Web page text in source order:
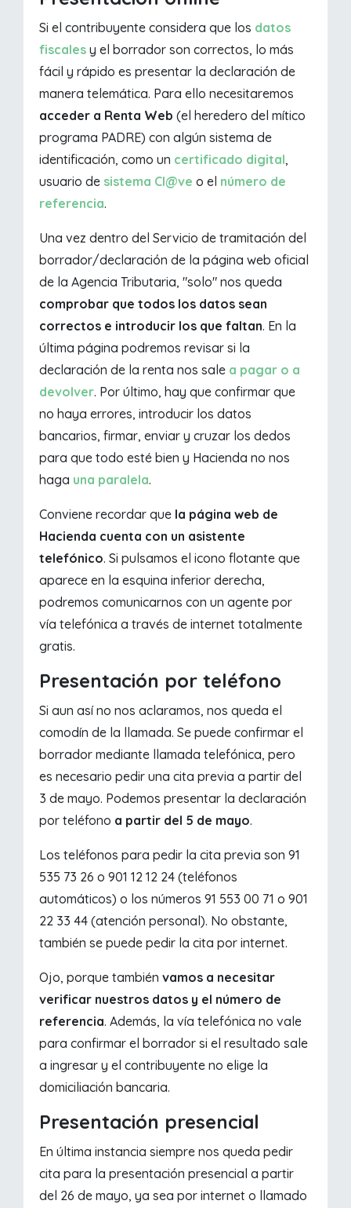
Si el contribuyente considera que los datos
fiscales y el borrador son correctos, lo más
fácil y rápido es presentar la declaración de
manera telemática. Para ello necesitaremos
acceder a Renta Web(el heredero del mítico
programa PADRE) con algún sistema de
identificación, como un certificado digital,
usuario de sistema Cl@ve o el número de
referencia.
Una vez dentro del Servicio de tramitación del
borrador/declaración de la página web oficial
de la Agencia Tributaria, "solo" nos queda
comprobar que todos los datos sean
correctos e introducir los que faltan. En la
última página podremos revisar si la
declaración de la renta nos sale a pagar o a
devolver. Por último, hay que confirmar que
no haya errores, introducir los datos
bancarios, firmar, enviar y cruzar los dedos
para que todo esté bien y Hacienda no nos
haga una paralela.
Conviene recordar que la página web de
Hacienda cuenta con un asistente
telefónico. Si pulsamos el icono flotante que
aparece en la esquina inferior derecha,
podremos comunicarnos con un agente por
vía telefónica a través de internet totalmente
gratis.
Presentación por teléfono
Si aun así no nos aclaramos, nos queda el
comodín de la llamada. Se puede confirmar el
borrador mediante llamada telefónica, pero
es necesario pedir una cita previa a partir del
3 de mayo. Podemos presentar la declaración
por teléfono a partir del 5 de mayo.
Los teléfonos para pedir la cita previa son 91
535 73 26 o 901 12 12 24 (teléfonos
automáticos) o los números 91 553 00 71 o 901
22 33 44 (atención personal). No obstante,
también se puede pedir la cita por internet.
Ojo, porque tambiénvamos a necesitar
verificar nuestros datos y el número de
referencia. Además, la vía telefónica no vale
para confirmar el borrador si el resultado sale
a ingresar y el contribuyente no elige la
domiciliación bancaria.
Presentación presencial
En última instancia siempre nos queda pedir
cita para la presentación presencial a partir
del 26 de mayo, ya sea por internet o llamado